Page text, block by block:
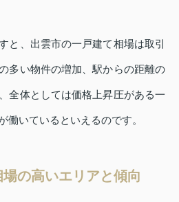
と、出雲市の一戸建て相場は取引
多い物件の増加、駅からの距離の
全体としては価格上昇圧がある一
働いているといえるのです。
の高いエリアと傾向